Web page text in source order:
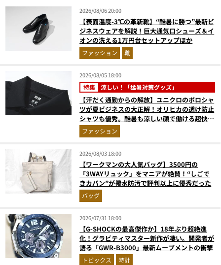
2026/08/06 20:00
【表面温度-3℃の革新靴】“酷暑に勝つ”最新ビ
ジネスウェアを解説！巨大通気口シューズ＆イ
オンの洗える1万円台セットアップほか
ファッション 靴
2026/08/05 18:00
特集 涼しい！「猛暑対策グッズ」
【汗だく通勤からの解放】ユニクロのポロシャ
ツが夏ビジネスの大正解！オリヒカの透け防止
シャツも優秀。酷暑も涼しい顔で働ける超快適
ウエアの実力
ファッション
2026/08/03 18:00
【ワークマンの大人気バッグ】3500円の
「3WAYリュック」をマニアが絶賛！“しごで
きカバン”が撥水防汚で評判以上に優秀だった
バッグ
2026/07/31 18:00
【G-SHOCKの最高傑作か】18年ぶり超絶進
化！グラビティマスター新作が凄い。開発者が
語る「GWR-B3000」最新ムーブメントの衝撃
トピックス 時計